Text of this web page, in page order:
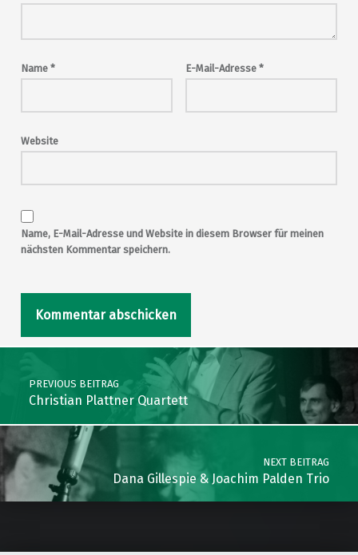
Name * E-Mail-Adresse *
Website
Name, E-Mail-Adresse und Website in diesem Browser für meinen
nächsten Kommentar speichern.
Post navigation
PREVIOUS BEITRAG
Christian Plattner Quartett
NEXT BEITRAG
Dana Gillespie & Joachim Palden Trio